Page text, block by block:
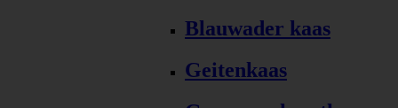
Blauwader kaas
Geitenkaas